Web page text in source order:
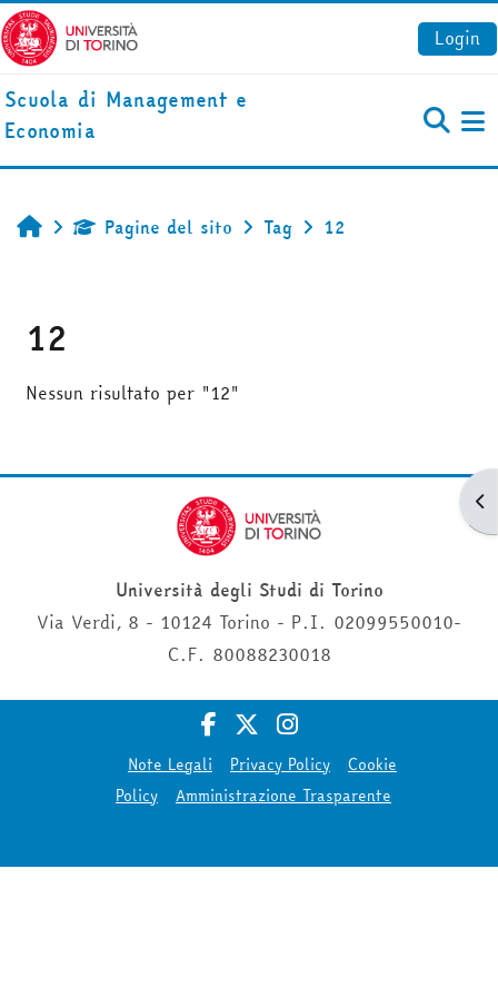
Vai al contenuto principale
Login
Scuola di Management e
Economia
HomePagine del sito Tag 12
12
Nessun risultato per "12"
Università degli Studi di Torino
Via Verdi, 8 - 10124 Torino - P.I. 02099550010-
C.F. 80088230018
Note Legali Privacy Policy
Cookie
Policy
Amministrazione Trasparente